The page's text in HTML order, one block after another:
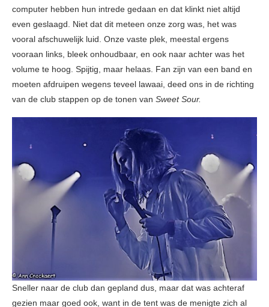
computer hebben hun intrede gedaan en dat klinkt niet altijd
even geslaagd. Niet dat dit meteen onze zorg was, het was
vooral afschuwelijk luid. Onze vaste plek, meestal ergens
vooraan links, bleek onhoudbaar, en ook naar achter was het
volume te hoog. Spijtig, maar helaas. Fan zijn van een band en
moeten afdruipen wegens teveel lawaai, deed ons in de richting
van de club stappen op de tonen van Sweet Sour.
Sneller naar de club dan gepland dus, maar dat was achteraf
gezien maar goed ook, want in de tent was de menigte zich al